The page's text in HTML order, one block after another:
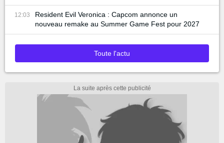
12:03
Resident Evil Veronica : Capcom annonce un
nouveau remake au Summer Game Fest pour 2027
Toute l'actu